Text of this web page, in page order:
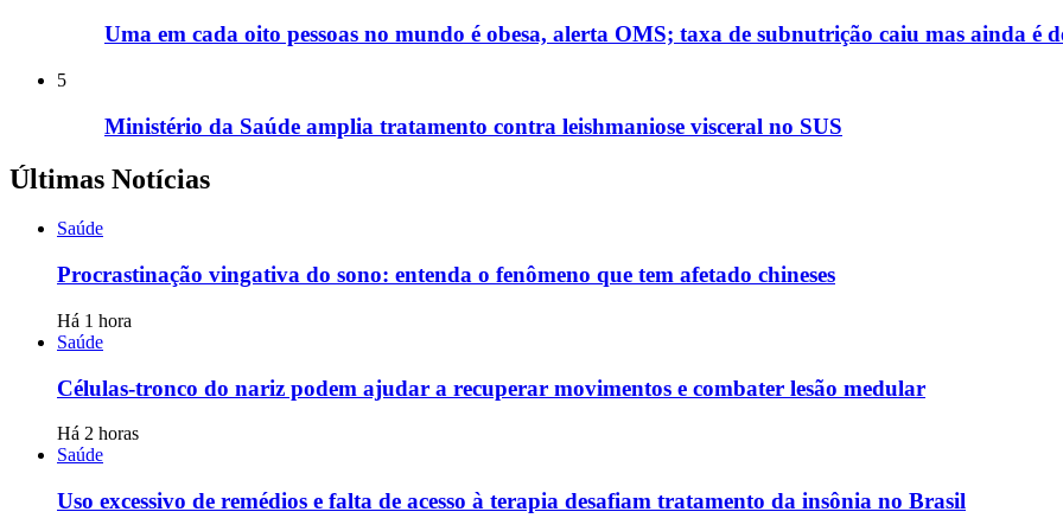
Uma em cada oito pessoas no mundo é obesa, alerta OMS; taxa de subnutrição caiu mas ainda é
5
Ministério da Saúde amplia tratamento contra leishmaniose visceral no SUS
Últimas Notícias
Saúde
Procrastinação vingativa do sono: entenda o fenômeno que tem afetado chineses
Há 1 hora
Saúde
Células-tronco do nariz podem ajudar a recuperar movimentos e combater lesão medular
Há 2 horas
Saúde
Uso excessivo de remédios e falta de acesso à terapia desafiam tratamento da insônia no Brasil